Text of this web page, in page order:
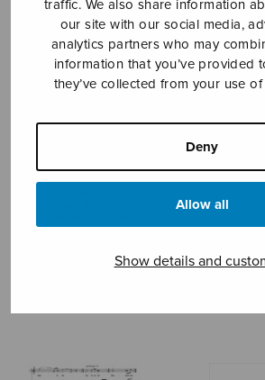
traffic. We also share information
our site with our social media,
analytics partners who may
information that you’ve provided
they’ve collected from your use
Deny
Allow all
Show details and